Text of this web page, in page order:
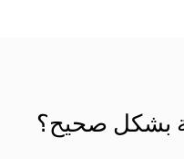
بشكل صحيح؟